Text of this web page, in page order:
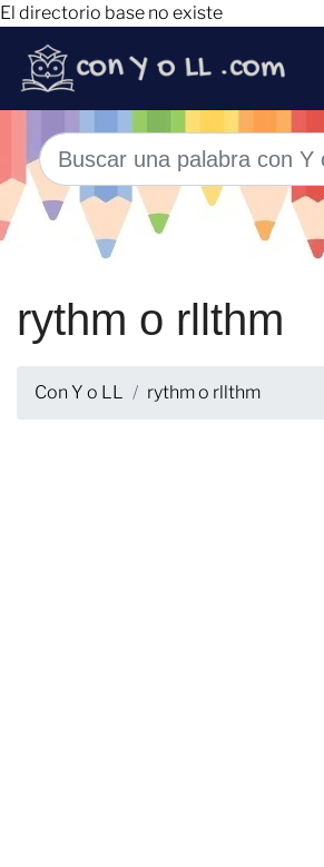
El directorio base no existe
rythm o rllthm
Con Y o LL rythm o rllthm